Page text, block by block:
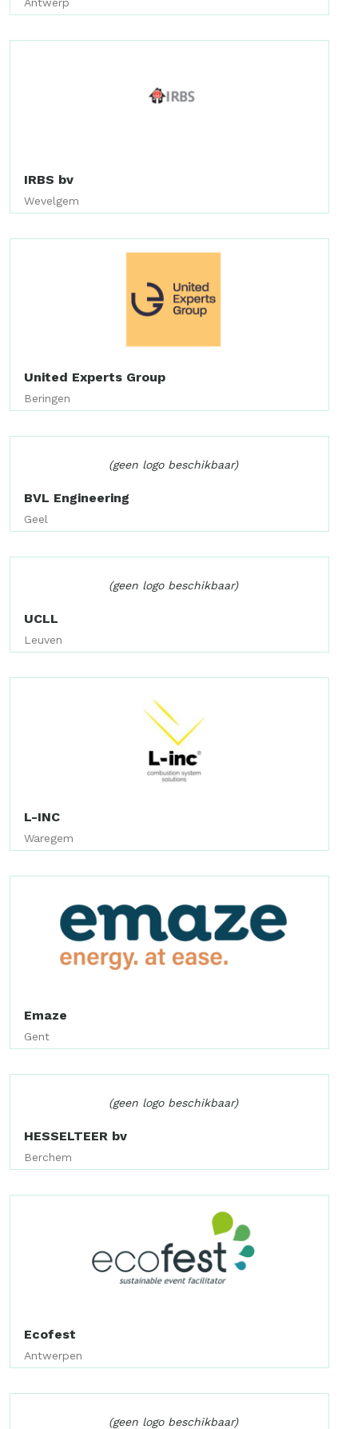
IRBS bv
Wevelgem
United Experts Group
Beringen
(geen logo beschikbaar)
BVL Engineering
Geel
(geen logo beschikbaar)
UCLL
Leuven
L-INC
Waregem
Emaze
Gent
(geen logo beschikbaar)
HESSELTEER bv
Berchem
Ecofest
Antwerpen
(geen logo beschikbaar)